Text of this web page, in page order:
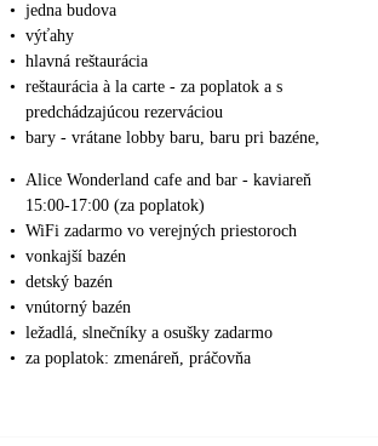
• jedna budova
• výťahy
• hlavná reštaurácia
• reštaurácia à la carte - za poplatok a s
predchádzajúcou rezerváciou
• bary - vrátane lobby baru, baru pri bazéne,
• Alice Wonderland cafe and bar - kaviareň
15:00-17:00 (za poplatok)
• WiFi zadarmo vo verejných priestoroch
• vonkajší bazén
• detský bazén
• vnútorný bazén
• ležadlá, slnečníky a osušky zadarmo
• za poplatok: zmenáreň, práčovňa